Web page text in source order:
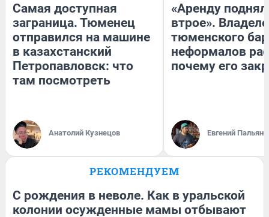
Самая доступная
заграница. Тюменец
отправился на машине
в казахстанский
Петропавловск: что
там посмотреть
Анатолий Кузнецов
«Аренду
втрое».
тюменского
неформалов
почему его
Евгений
РЕКОМЕНДУЕМ
С рождения в неволе. Как в уральской
колонии осужденные мамы отбывают